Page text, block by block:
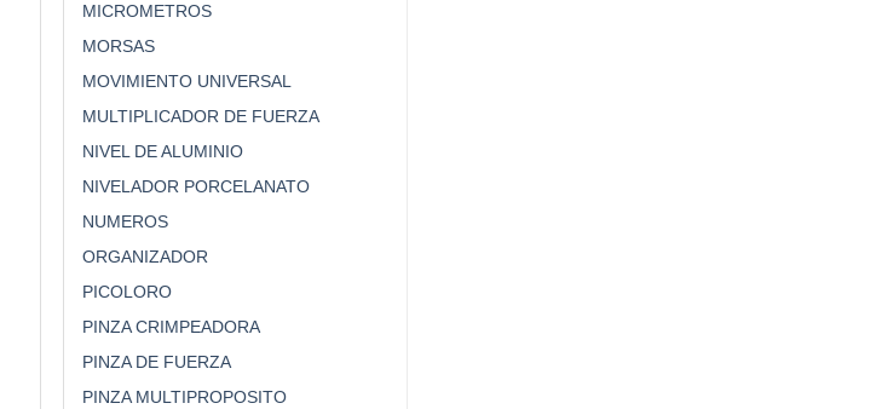
MICROMETROS
MORSAS
MOVIMIENTO UNIVERSAL
MULTIPLICADOR DE FUERZA
NIVEL DE ALUMINIO
NIVELADOR PORCELANATO
NUMEROS
ORGANIZADOR
PICOLORO
PINZA CRIMPEADORA
PINZA DE FUERZA
PINZA MULTIPROPOSITO